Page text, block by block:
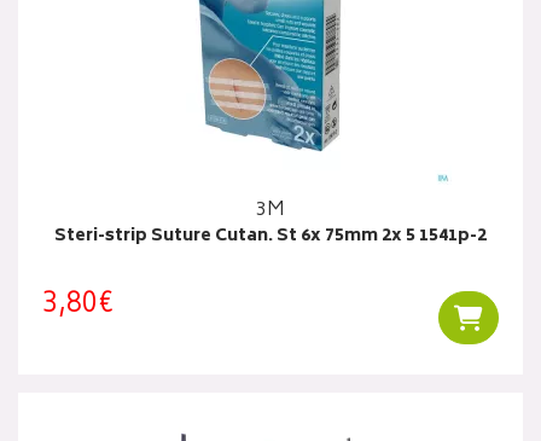
3M
Steri-strip Suture Cutan. St 6x 75mm 2x 5 1541p-2
3,80€